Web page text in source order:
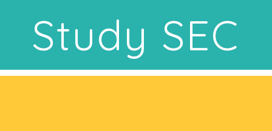
Study SEC